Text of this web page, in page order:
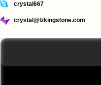
crystal667
crystal@lzkingstone.com